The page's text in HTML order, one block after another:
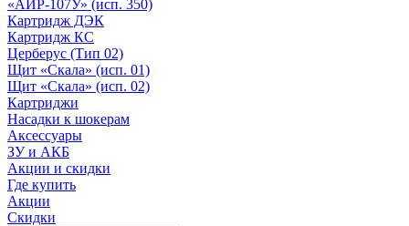
«АИР-107У» (исп. 350)
Картридж ДЭК
Картридж КС
Церберус (Тип 02)
Щит «Скала» (исп. 01)
Щит «Скала» (исп. 02)
Картриджи
Насадки к шокерам
Аксессуары
ЗУ и АКБ
Акции и скидки
Где купить
Акции
Скидки